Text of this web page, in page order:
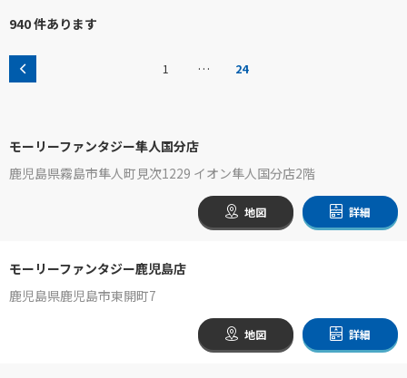
940 件あります
1 … 24
モーリーファンタジー隼人国分店
鹿児島県霧島市隼人町見次1229 イオン隼人国分店2階
地図 詳細
モーリーファンタジー鹿児島店
鹿児島県鹿児島市東開町7
地図 詳細